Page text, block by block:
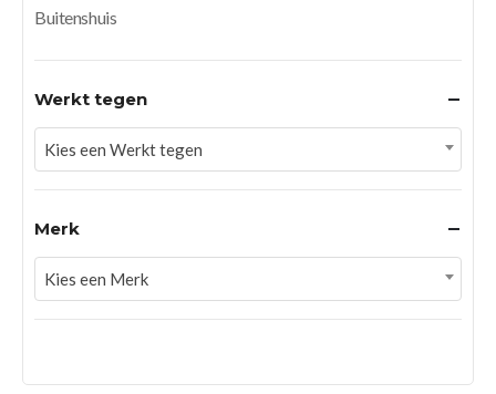
Buitenshuis
Werkt tegen
Kies een Werkt tegen
Merk
Kies een Merk